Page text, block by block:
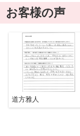
お客様の声
道方雅人